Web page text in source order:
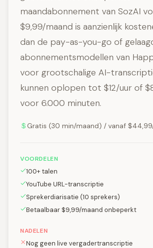
maandabonnement van SozAI
$9,99/maand is aanzienlijk
dan de pay-as-you-go of
abonnementsmodellen van
voor grootschalige AI-
kunnen oplopen tot $12/uur of
voor 6.000 minuten.
Gratis (30 min/maand) / vanaf
VOORDELEN
100+ talen
YouTube URL-transcriptie
Sprekerdiarisatie (10 sprekers)
Betaalbaar $9,99/maand onbeperkt
NADELEN
Nog geen live vergadertranscriptie